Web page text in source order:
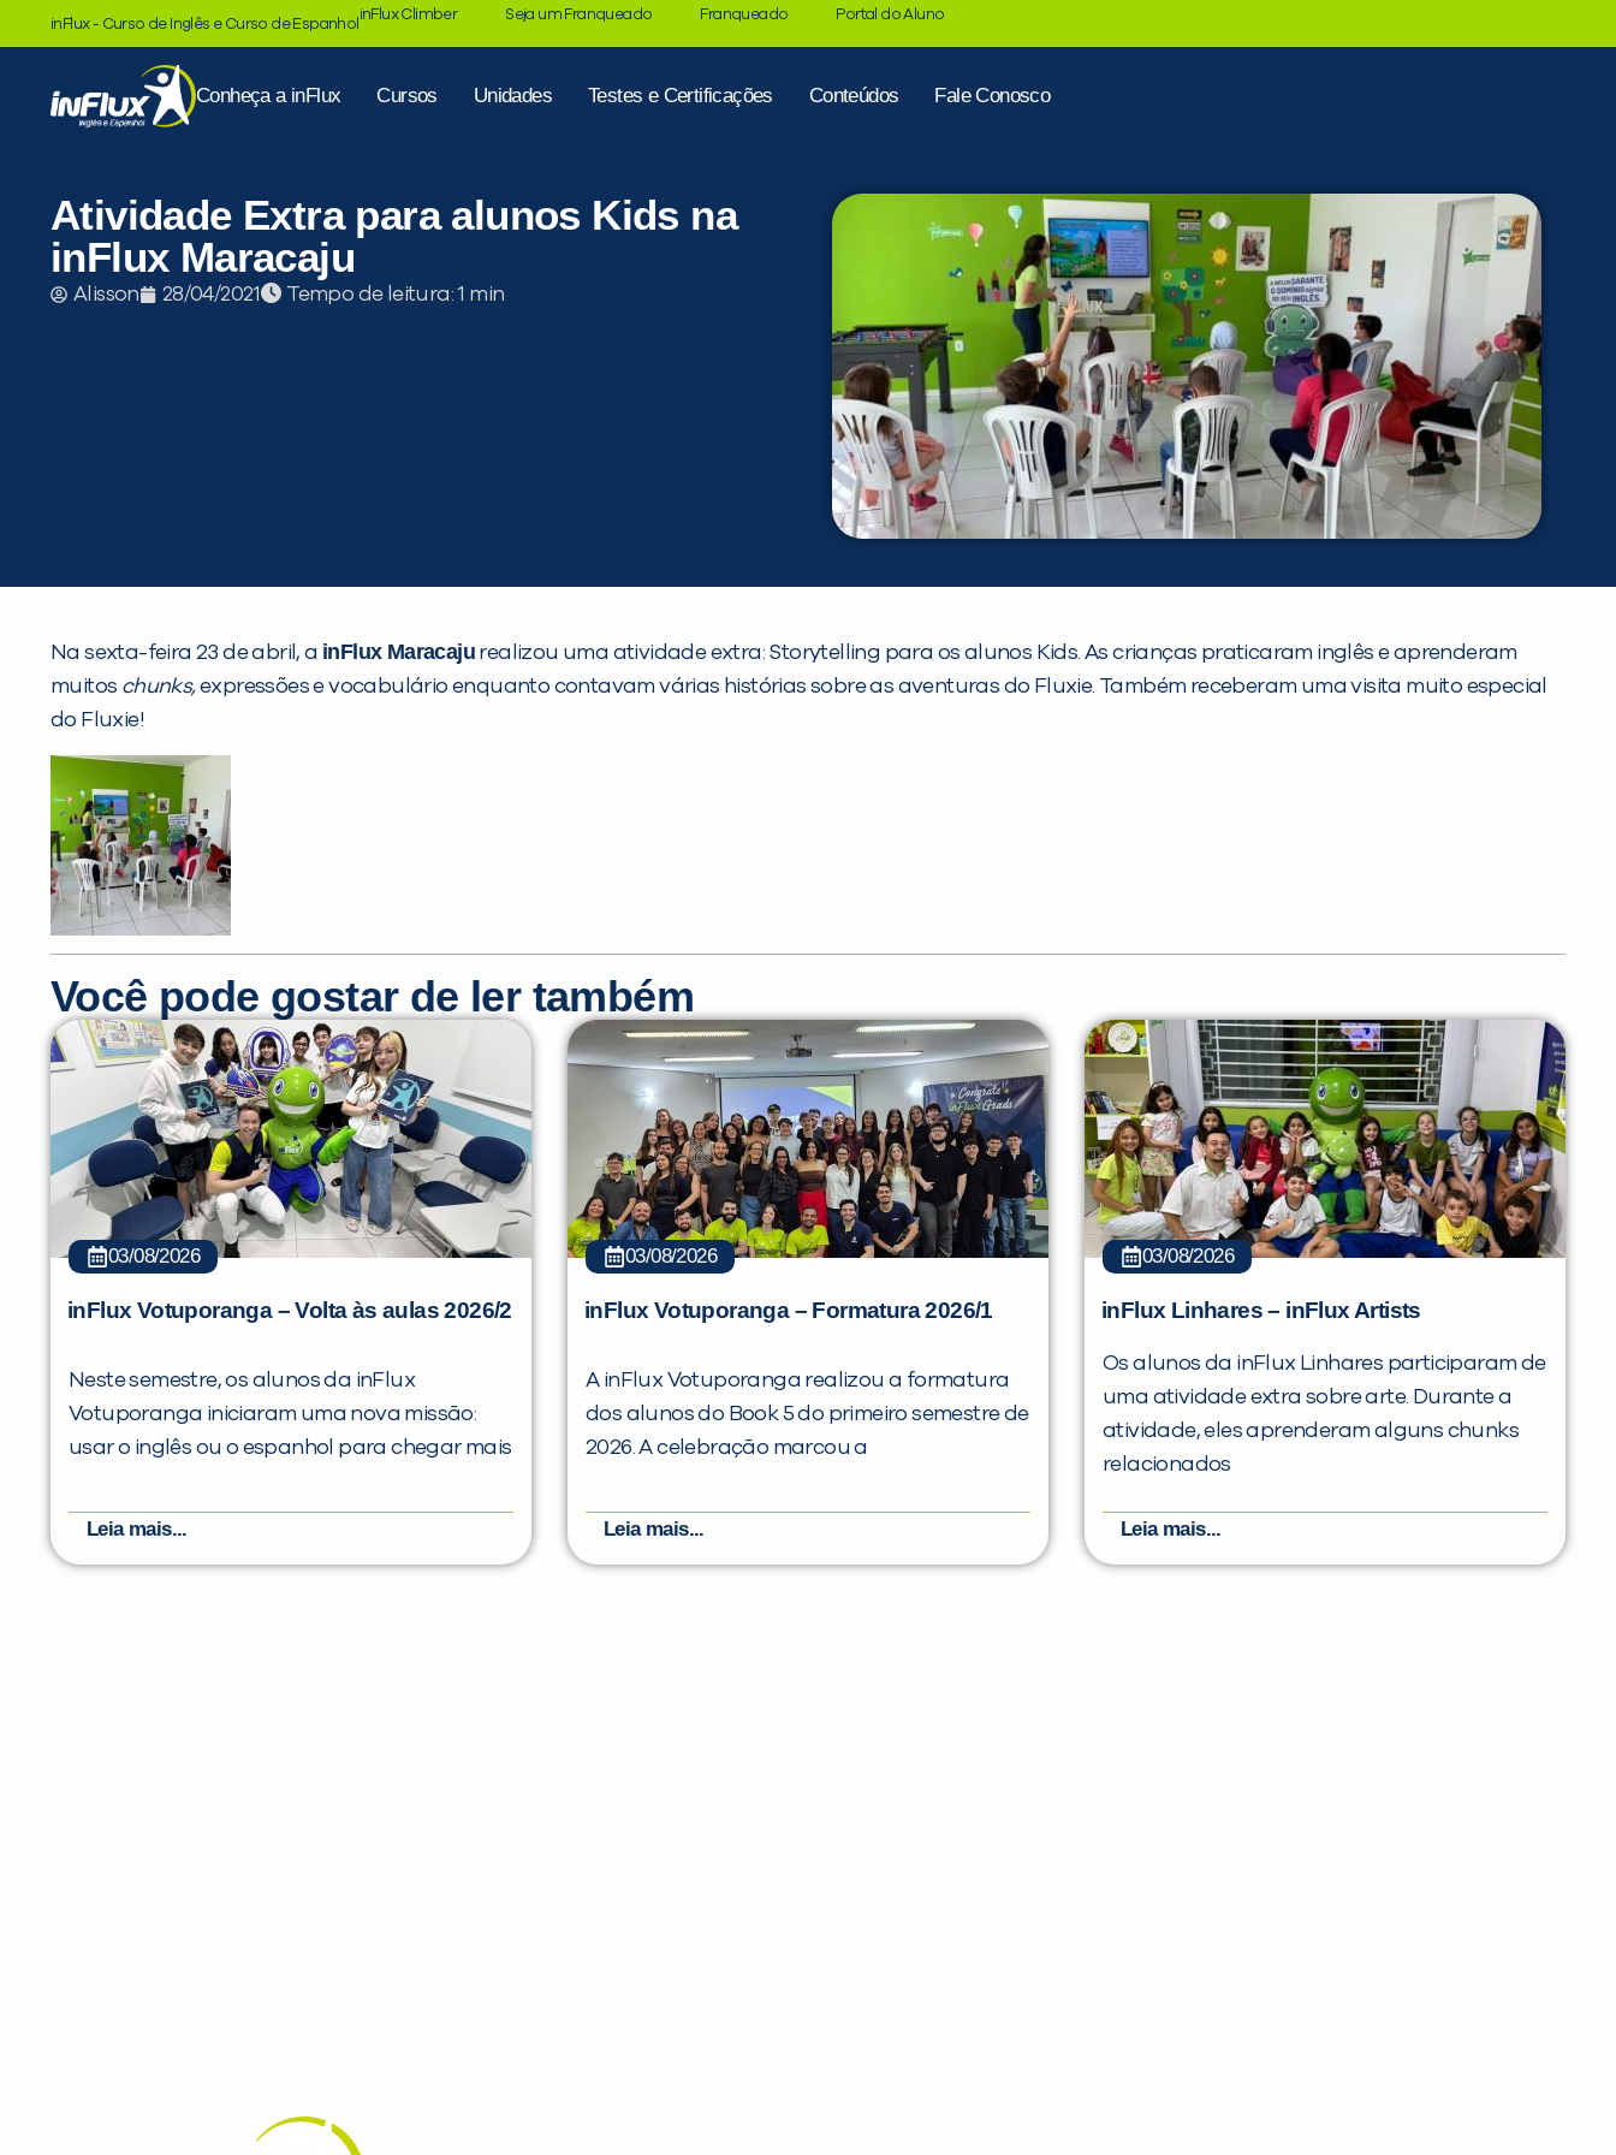
inFlux - Curso de Inglês e Curso de Espanhol
inFlux Climber Seja um Franqueado Franqueado Portal do Aluno
Conheça a inFlux Cursos Unidades Testes e Certificações Conteúdos Fale Conosco
Atividade Extra para alunos Kids na
inFlux Maracaju
Alisson 28/04/2021 Tempo de leitura:
Na sexta-feira 23 de abril, a inFlux Maracaju realizou uma atividade extra: Storytelling para os alunos Kids. As crianças praticaram inglês e aprenderam
muitos chunks,expressões e vocabulário enquanto contavam várias histórias sobre as aventuras do Fluxie. Também receberam uma visita muito especial
do Fluxie!
Você pode gostar de ler também
03/08/2026
inFlux Votuporanga – Volta às aulas 2026/2
Neste semestre, os alunos da inFlux
Votuporanga iniciaram uma nova missão:
usar o inglês ou o espanhol para chegar mais
Leia mais...
03/08/2026
inFlux Votuporanga – Formatura 2026/1
A inFlux Votuporanga realizou a formatura
dos alunos do Book 5 do primeiro semestre de
2026. A celebração marcou a
Leia mais...
03/08/2026
inFlux Linhares – inFlux Artists
Os alunos da inFlux Linhares participaram de
uma atividade extra sobre arte. Durante a
atividade, eles aprenderam alguns chunks
relacionados
Leia mais...